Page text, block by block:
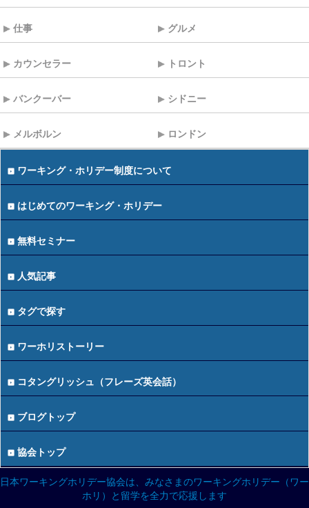
仕事 グルメ
カウンセラー トロント
バンクーバー シドニー
メルボルン ロンドン
ワーキング・ホリデー制度について
はじめてのワーキング・ホリデー
無料セミナー
人気記事
タグで探す
ワーホリストーリー
コタングリッシュ（フレーズ英会話）
ブログトップ
協会トップ
日本ワーキングホリデー協会は、みなさまのワーキングホリデー（ワー
ホリ）と留学を全力で応援します